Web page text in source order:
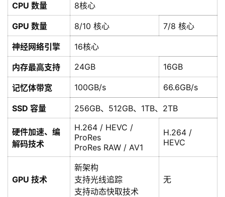
CPU 数量 8核心
GPU 数量 8/10 核心 7/8 核心
神经网络引擎 16核心
内存最高支持 24GB 16GB
记忆体带宽 100GB/s 66.6GB/s
SSD 容量 256GB、512GB、1TB、2TB
硬件加速、编
解码技术
H.264 / HEVC /
ProRes
ProRes RAW / AV1
H.264 /
HEVC
GPU 技术
新架构
支持光线追踪
支持动态快取技术
无